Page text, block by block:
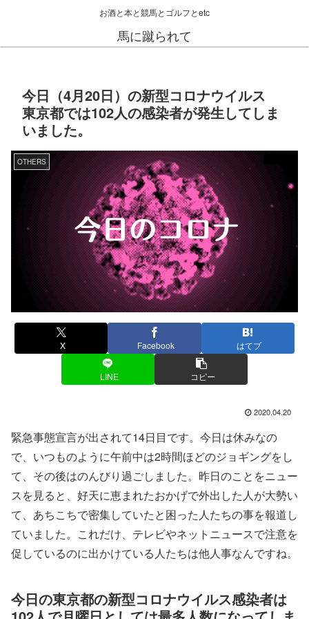
お酒と本と競馬とゴルフとetc
馬に蹴られて
今日（4月20日）の新型コロナウイルス
東京都では102人の感染者が発生してしま
いました。
OTHERS
X Facebook はてブ
LINE コピー
2020.04.20
緊急事態宣言が出されて14日目です。今日は休みなの
で、いつものように午前中は2時間ほどのジョギングをし
て、その後はのんびり過ごしました。昨日のことをニュー
スを見ると、好天に恵まれたおかげで外出した人が大勢い
て、あちこちで密集していたと困った人たちの事を報道し
ていました。これだけ、テレビやネットニュースで注意を
促しているのに出かけている人たちは他人事なんですね。
今日の東京都の新型コロナウイルス感染者は